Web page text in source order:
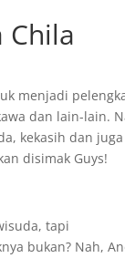
Chila
menjadi
dan lain-lain.
kekasih dan juga
disimak Guys!
tapi
bukan? Nah,